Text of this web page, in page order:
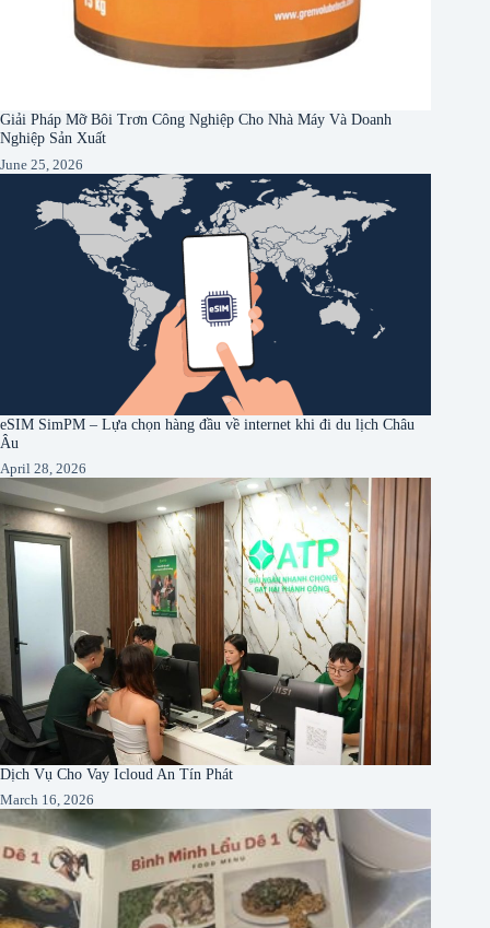
Giải Pháp Mỡ Bôi Trơn Công Nghiệp Cho Nhà Máy Và Doanh
Nghiệp Sản Xuất
June 25, 2026
eSIM SimPM – Lựa chọn hàng đầu về internet khi đi du lịch Châu
Âu
April 28, 2026
Dịch Vụ Cho Vay Icloud An Tín Phát
March 16, 2026